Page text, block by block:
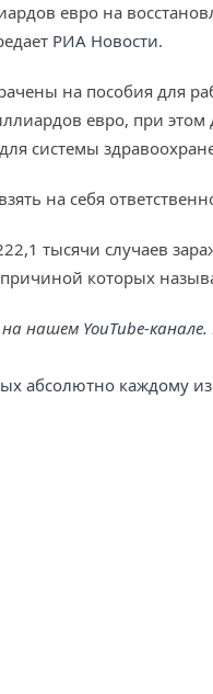
евро на
РИА Новости.
на пособия для
евро, при
системы
на себя
тысячи случаев
которых
на нашем YouTube-канале.
абсолютно каждому